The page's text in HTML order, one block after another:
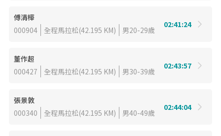
傅清樺
000904
全程馬拉松(42.195 KM) 男20-29歲
02:41:24
董作超
000427
全程馬拉松(42.195 KM) 男30-39歲
02:43:57
張景敦
000340
全程馬拉松(42.195 KM) 男40-49歲
02:44:04